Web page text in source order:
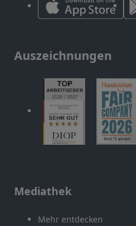
Auszeichnungen
Mediathek
Mehr entdecken